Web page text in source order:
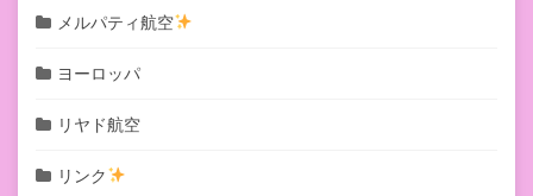
メルパティ航空
ヨーロッパ
リヤド航空
リンク